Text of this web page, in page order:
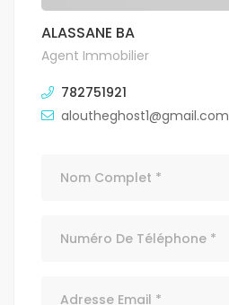
ALASSANE BA
Agent Immobilier
782751921
aloutheghost1@gmail.com